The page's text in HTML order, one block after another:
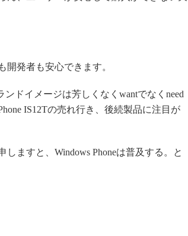
発者も安心できます。
ドイメージは芳しくなくwantでなくneed
IS12Tの売れ行き、後続製品に注目が
ますと、Windows Phoneは普及する。と